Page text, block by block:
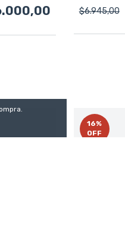
$6.945,00
16%
OFF